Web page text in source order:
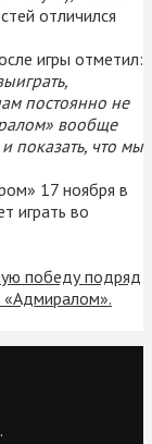
отличился
игры отметил:
постоянно не
вообще
показать, что мы
17 ноября в
играть во
победу подряд
«Адмиралом».